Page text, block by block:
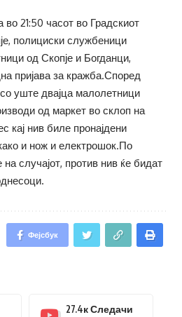
21:50 часот во Градскиот
полициски службеници
од Скопје и Богданци,
пријава за кражба.Според
уште двајца малолетници
од маркет во склоп на
кај нив биле пронајдени
и нож и електрошок.По
случајот, против нив ќе бидат
Фејсбук
27.4кСледачи